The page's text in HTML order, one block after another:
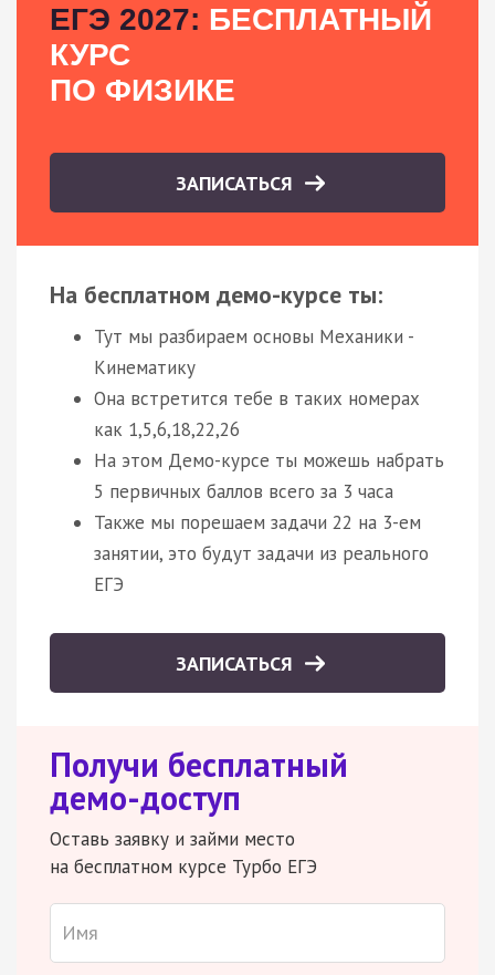
ЕГЭ 2027: БЕСПЛАТНЫЙ
КУРС
ПО ФИЗИКЕ
ЗАПИСАТЬСЯ
На бесплатном демо-курсе ты:
Тут мы разбираем основы Механики -
Кинематику
Она встретится тебе в таких номерах
как 1,5,6,18,22,26
На этом Демо-курсе ты можешь набрать
5 первичных баллов всего за 3 часа
Также мы порешаем задачи 22 на 3-ем
занятии, это будут задачи из реального
ЕГЭ
ЗАПИСАТЬСЯ
Получи бесплатный
демо-доступ
Оставь заявку и займи место
на бесплатном курсе Турбо ЕГЭ